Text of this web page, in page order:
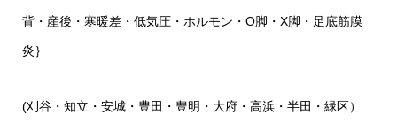
背・産後・寒暖差・低気圧・ホルモン・O脚・X脚・足底筋膜
炎｝
(刈谷・知立・安城・豊田・豊明・大府・高浜・半田・緑区）